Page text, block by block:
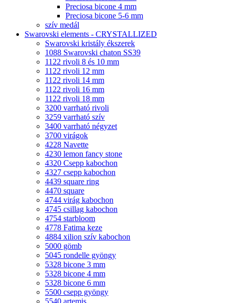
Preciosa bicone 4 mm
Preciosa bicone 5-6 mm
szív medál
Swarovski elements - CRYSTALLIZED
Swarovski kristály ékszerek
1088 Swarovski chaton SS39
1122 rivoli 8 és 10 mm
1122 rivoli 12 mm
1122 rivoli 14 mm
1122 rivoli 16 mm
1122 rivoli 18 mm
3200 varrható rivoli
3259 varrható szív
3400 varrható négyzet
3700 virágok
4228 Navette
4230 lemon fancy stone
4320 Csepp kabochon
4327 csepp kabochon
4439 square ring
4470 square
4744 virág kabochon
4745 csillag kabochon
4754 starbloom
4778 Fatima keze
4884 xilion szív kabochon
5000 gömb
5045 rondelle gyöngy
5328 bicone 3 mm
5328 bicone 4 mm
5328 bicone 6 mm
5500 csepp gyöngy